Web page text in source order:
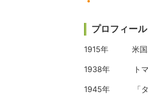
プロフィー
1915年 米国ボ
1938年 トマス
1945年 「